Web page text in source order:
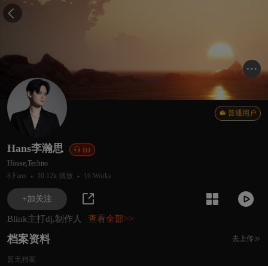

普通用户
Hans李瀚思  DJ
House,Techno
8 Fans
· 10.12k 播放 · 16 Works
+加关注   
Blink主打dj,制作人 查看全部>>
档案资料 去上传 
暂无档案